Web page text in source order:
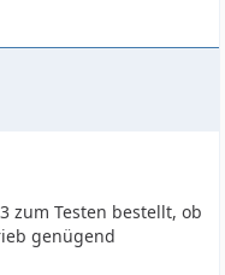
zum Testen bestellt, ob
genügend